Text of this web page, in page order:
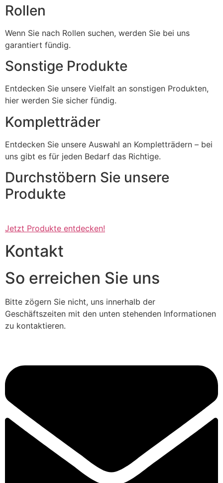
Rollen
Wenn Sie nach Rollen suchen, werden Sie bei uns
garantiert fündig.
Sonstige Produkte
Entdecken Sie unsere Vielfalt an sonstigen Produkten,
hier werden Sie sicher fündig.
Kompletträder
Entdecken Sie unsere Auswahl an Kompletträdern – bei
uns gibt es für jeden Bedarf das Richtige.
Durchstöbern Sie unsere
Produkte
Jetzt Produkte entdecken!
Kontakt
So erreichen Sie uns
Bitte zögern Sie nicht, uns innerhalb der
Geschäftszeiten mit den unten stehenden Informationen
zu kontaktieren.